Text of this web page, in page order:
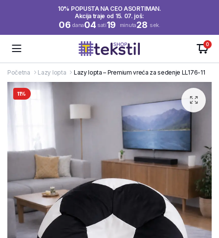
10% POPUSTA NA CEO ASORTIMAN.
Akcija traje od 15. 07. još:
06 dana04 sati19 minuta27 sek.
0
Početna Lazy lopta Lazy lopta – Premium vreća za sedenje LL176-11
11%